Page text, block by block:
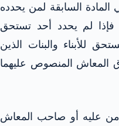
السابقة لمن يحدده
لم يحدد أحد تستحق
للأبناء والبنات الذين
المعاش المنصوص عليهما
عليه أو صاحب المعاش